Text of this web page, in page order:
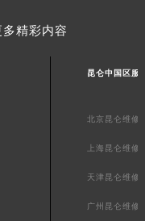
精彩内容
昆仑中国区服
北京昆仑维修
上海昆仑维修
天津昆仑维修
广州昆仑维修